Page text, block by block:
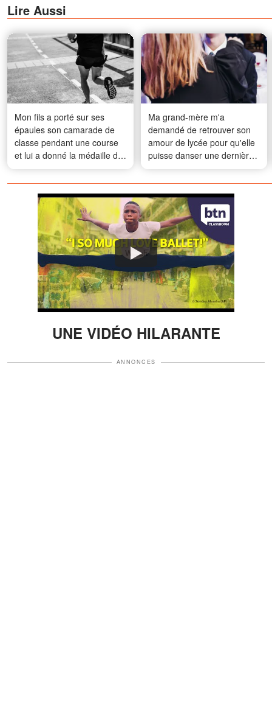
Lire Aussi
Mon fils a porté sur ses
épaules son camarade de
classe pendant une course
et lui a donné la médaille de
la première place - Le
directeur nous a convoqués
dans son bureau et nous a
dit : « Savez-vous seulement
ce que cet acte
irresponsable va coûter à
votre fils ? »
Ma grand-mère m'a
demandé de retrouver son
amour de lycée pour qu'elle
puisse danser une dernière
fois avec lui
Watch
UNE VIDÉO HILARANTE
ANNONCES